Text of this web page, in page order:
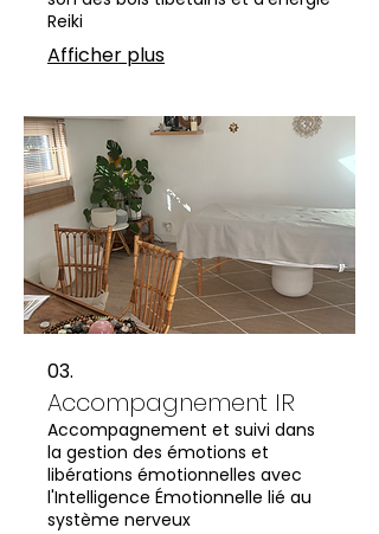
Reiki
Afficher plus
03.
Accompagnement IR
Accompagnement et suivi dans
la gestion des émotions et
libérations émotionnelles avec
l'Intelligence Émotionnelle lié au
système nerveux